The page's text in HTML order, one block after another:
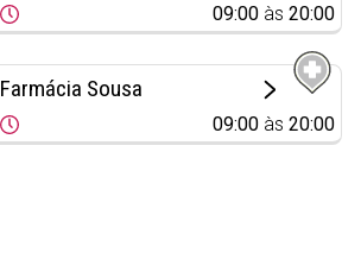
09:00 às20:00
Farmácia Sousa
09:00 às20:00